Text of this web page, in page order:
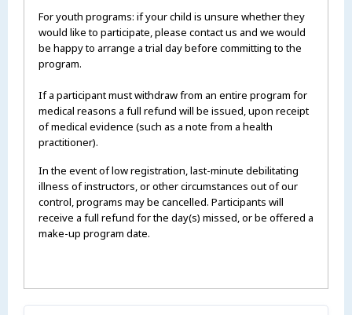
For youth programs: if your child is unsure whether they
would like to participate, please contact us and we would
be happy to arrange a trial day before committing to the
program.
If a participant must withdraw from an entire program for
medical reasons a full refund will be issued, upon receipt
of medical evidence (such as a note from a health
practitioner).
In the event of low registration, last-minute debilitating
illness of instructors, or other circumstances out of our
control, programs may be cancelled. Participants will
receive a full refund for the day(s) missed, or be offered a
make-up program date.